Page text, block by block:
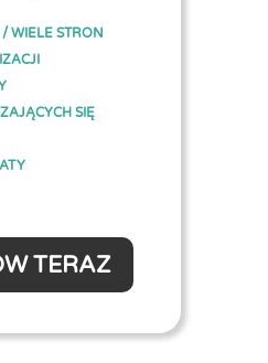
WIELE STRON
SIĘ
TERAZ